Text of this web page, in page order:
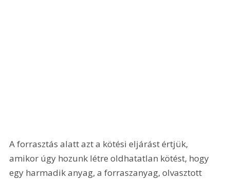
A forrasztás alatt azt a kötési eljárást értjük,
amikor úgy hozunk létre oldhatatlan kötést, hogy
egy harmadik anyag, a forraszanyag, olvasztott